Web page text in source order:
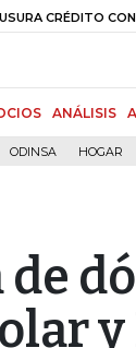
CONSUMO
ANÁLISIS
ODINSA HOGAR
de